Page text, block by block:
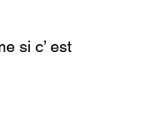
si c’ est